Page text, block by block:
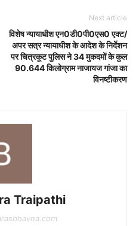
Next article
विशेष न्यायाधीश एन0डी0पी0एस0 एक्ट/
अपर सत्र न्यायाधीश के आदेश के निर्देशन
पर चित्रकूट पुलिस ने 34 मुकदमों के कुल
90.644 किलोग्राम नाजायज गांजा का
विनष्टीकरण
Traipathi